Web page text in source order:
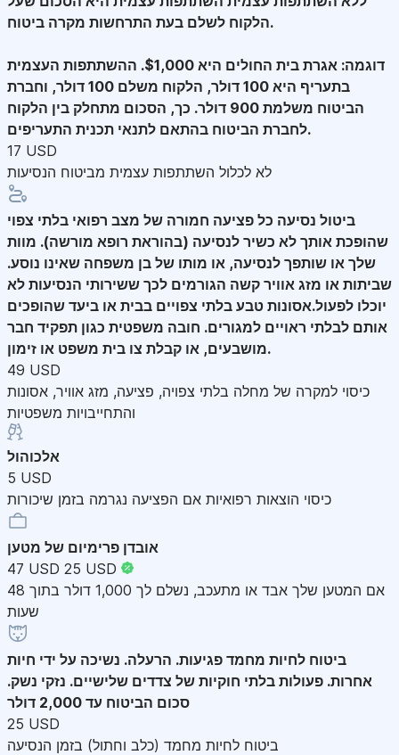
הלקוח לשלם בעת התרחשות מקרה ביטוח.
דוגמה: אגרת בית החולים היא $1,000. ההשתתפות העצמית
בתעריף היא 100 דולר, הלקוח משלם 100 דולר, וחברת
הביטוח משלמת 900 דולר. כך, הסכום מתחלק בין הלקוח
לחברת הביטוח בהתאם לתנאי תכנית התעריפים.
17 USD
לא לכלול השתתפות עצמית מביטוח הנסיעות
ביטול נסיעה כל פציעה חמורה של מצב רפואי בלתי צפוי
שהופכת אותך לא כשיר לנסיעה (בהוראת רופא מורשה). מוות
שלך או שותפך לנסיעה, או מותו של בן משפחה שאינו נוסע.
שביתות או מזג אוויר קשה הגורמים לכך ששירותי הנסיעות לא
יוכלו לפעול.אסונות טבע בלתי צפויים בבית או ביעד שהופכים
אותם לבלתי ראויים למגורים. חובה משפטית כגון תפקיד חבר
מושבעים, או קבלת צו בית משפט או זימון.
49 USD
כיסוי למקרה של מחלה בלתי צפויה, פציעה, מזג אוויר, אסונות
והתחייבויות משפטיות
אלכוהול
5 USD
כיסוי הוצאות רפואיות אם הפציעה נגרמה בזמן שיכורות
אובדן פרימיום של מטען
47 USD 25 USD
אם המטען שלך אבד או מתעכב, נשלם לך 1,000 דולר בתוך 48
שעות
ביטוח לחיות מחמד פגיעות. הרעלה. נשיכה על ידי חיות
אחרות. פעולות בלתי חוקיות של צדדים שלישיים. נזקי נשק.
סכום הביטוח עד 2,000 דולר
25 USD
ביטוח לחיות מחמד (כלב וחתול) בזמן הנסיעה